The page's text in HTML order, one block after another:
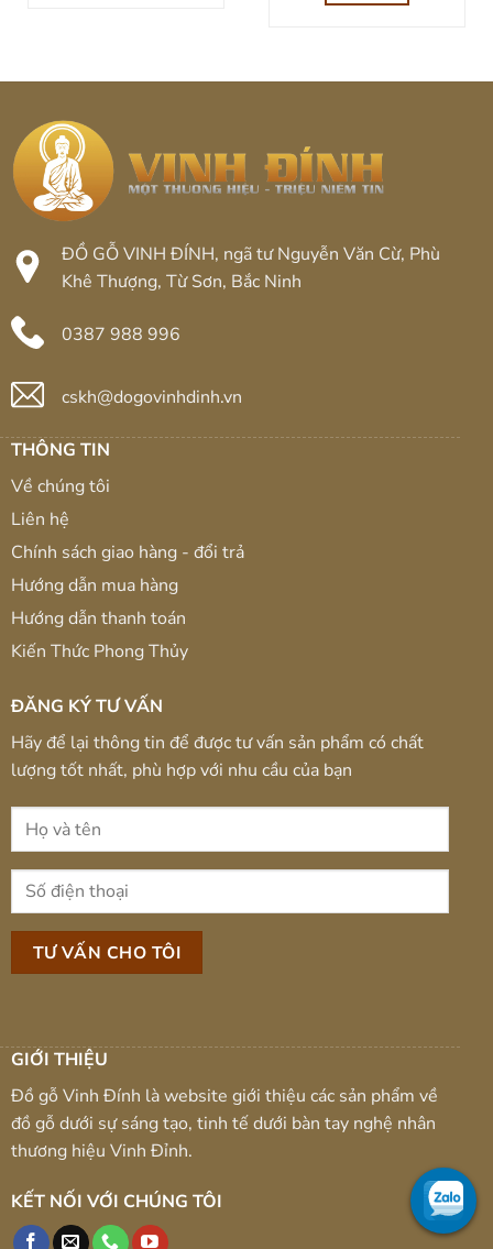
ĐỒ GỖ VINH ĐÍNH, ngã tư Nguyễn Văn Cừ, Phù
Khê Thượng, Từ Sơn, Bắc Ninh
0387 988 996
cskh@dogovinhdinh.vn
THÔNG TIN
Về chúng tôi
Liên hệ
Chính sách giao hàng - đổi trả
Hướng dẫn mua hàng
Hướng dẫn thanh toán
Kiến Thức Phong Thủy
ĐĂNG KÝ TƯ VẤN
Hãy để lại thông tin để được tư vấn sản phẩm có chất
lượng tốt nhất, phù hợp với nhu cầu của bạn
GIỚI THIỆU
Đồ gỗ Vinh Đính là website giới thiệu các sản phẩm về
đồ gỗ dưới sự sáng tạo, tinh tế dưới bàn tay nghệ nhân
thương hiệu Vinh Đỉnh.
KẾT NỐI VỚI CHÚNG TÔI